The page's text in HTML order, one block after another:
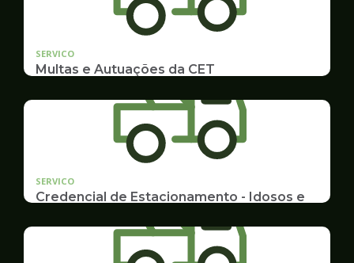
SERVICO
Multas e Autuações da CET
da CET desta semana
SERVICO
Credencial de Estacionamento - Idosos e
Cadastramento e Renovação